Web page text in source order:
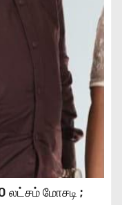
லட்சம் மோசடி ;